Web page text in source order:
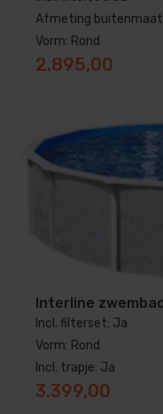
Afmeting
Vorm: Rond
2.895,00
Interline
Incl. filterset: Ja
Vorm: Rond
Incl. trapje: Ja
3.399,00